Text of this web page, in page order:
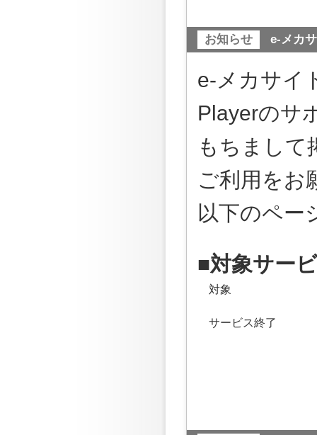
お知らせ e-メカ
e-メカサイ
Playerのサ
もちまして
ご利用をお
以下のペー
■対象サー
対象
サービス終了